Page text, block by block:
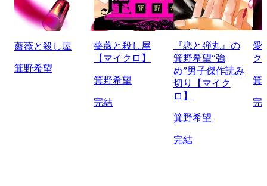
薔薇と殺し屋
箕野希望
薔薇と殺し屋
【マイクロ】
箕野希望
完結
『恋と弾丸』の
箕野希望“強
め”男子傑作読み
切り【マイク
ロ】
箕野希望
完結
愛
ク
箕
完